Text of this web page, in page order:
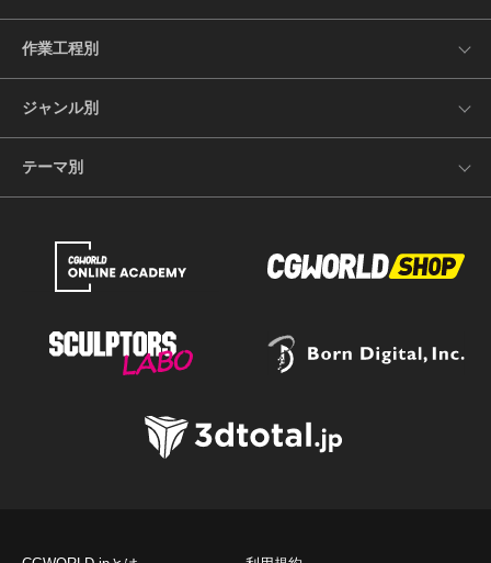
作業工程別
ジャンル別
テーマ別